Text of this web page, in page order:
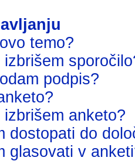
temo?
podpis?
anketo?
dostopati do
glasovati v